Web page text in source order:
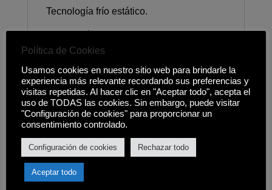
Tecnología frío estático.
Compartimento frigorífico: x3 Balconeras,
estantes ajustables 2+1, Huevera.
Clasificación estrellas: 4.
Periodo de almacenaje en caso de fallo
del suministro eléctrico 9h.
Medidas (alto x ancho x fondo): 1450 x
Política de Cookies
Usamos cookies en nuestro sitio web para brindarle la
experiencia más relevante recordando sus preferencias y
visitas repetidas. Al hacer clic en "Aceptar todo", acepta el
uso de TODAS las cookies. Sin embargo, puede visitar
"Configuración de cookies" para proporcionar un
consentimiento controlado.
Configuración de cookies Rechazar todo
Aceptar todo